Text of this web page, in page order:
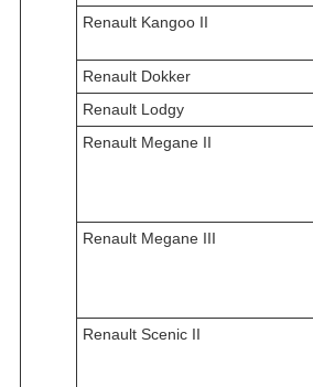
Renault Kangoo II
Renault Dokker
Renault Lodgy
Renault Megane II
Renault Megane III
Renault Scenic II